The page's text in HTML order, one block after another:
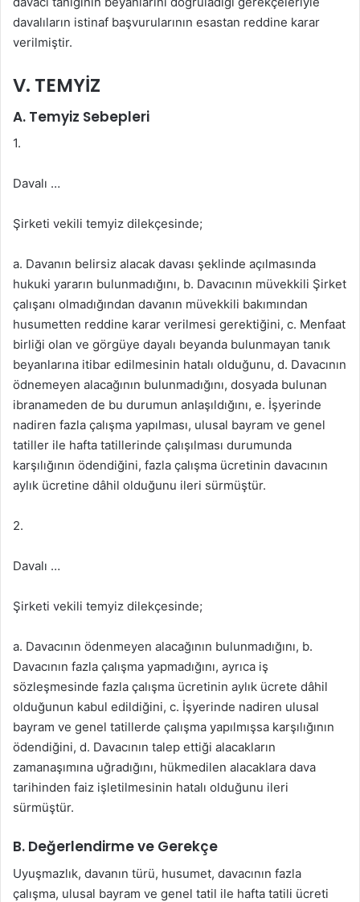
davalıların istinaf başvurularının esastan reddine karar
verilmiştir.
V. TEMYİZ
A. Temyiz Sebepleri
1.
Davalı …
Şirketi vekili temyiz dilekçesinde;
a. Davanın belirsiz alacak davası şeklinde açılmasında
hukuki yararın bulunmadığını, b. Davacının müvekkili Şirket
çalışanı olmadığından davanın müvekkili bakımından
husumetten reddine karar verilmesi gerektiğini, c. Menfaat
birliği olan ve görgüye dayalı beyanda bulunmayan tanık
beyanlarına itibar edilmesinin hatalı olduğunu, d. Davacının
ödnemeyen alacağının bulunmadığını, dosyada bulunan
ibranameden de bu durumun anlaşıldığını, e. İşyerinde
nadiren fazla çalışma yapılması, ulusal bayram ve genel
tatiller ile hafta tatillerinde çalışılması durumunda
karşılığının ödendiğini, fazla çalışma ücretinin davacının
aylık ücretine dâhil olduğunu ileri sürmüştür.
2.
Davalı …
Şirketi vekili temyiz dilekçesinde;
a. Davacının ödenmeyen alacağının bulunmadığını, b.
Davacının fazla çalışma yapmadığını, ayrıca iş
sözleşmesinde fazla çalışma ücretinin aylık ücrete dâhil
olduğunun kabul edildiğini, c. İşyerinde nadiren ulusal
bayram ve genel tatillerde çalışma yapılmışsa karşılığının
ödendiğini, d. Davacının talep ettiği alacakların
zamanaşımına uğradığını, hükmedilen alacaklara dava
tarihinden faiz işletilmesinin hatalı olduğunu ileri
sürmüştür.
B. Değerlendirme ve Gerekçe
Uyuşmazlık, davanın türü, husumet, davacının fazla
çalışma, ulusal bayram ve genel tatil ile hafta tatili ücreti